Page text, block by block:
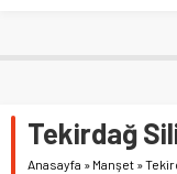
Tekirdağ
Anasayfa » Manşet »